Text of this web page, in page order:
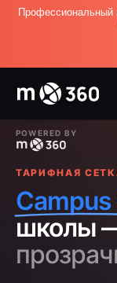
POWERED BY
ТАРИФНАЯ
школы